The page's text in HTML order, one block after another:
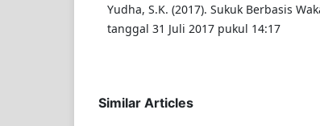
Yudha, S.K. (2017). Sukuk Berbasis
tanggal 31 Juli 2017 pukul 14:17
Similar Articles